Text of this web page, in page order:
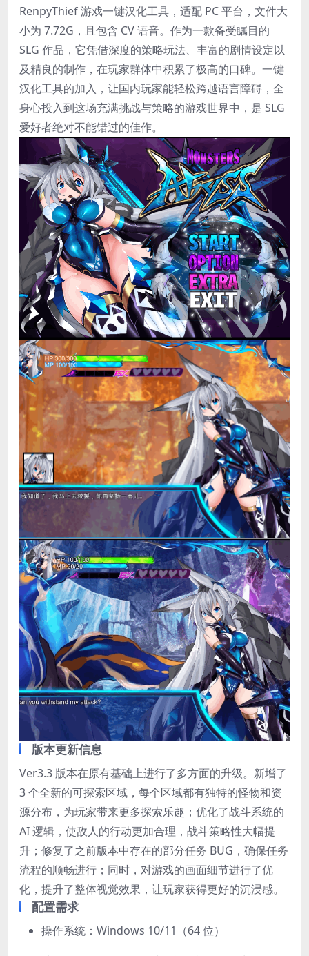
RenpyThief 游戏一键汉化工具，适配 PC 平台，文件大
小为 7.72G，且包含 CV 语音。作为一款备受瞩目的
SLG 作品，它凭借深度的策略玩法、丰富的剧情设定以
及精良的制作，在玩家群体中积累了极高的口碑。一键
汉化工具的加入，让国内玩家能轻松跨越语言障碍，全
身心投入到这场充满挑战与策略的游戏世界中，是 SLG
爱好者绝对不能错过的佳作。
版本更新信息
Ver3.3 版本在原有基础上进行了多方面的升级。新增了
3 个全新的可探索区域，每个区域都有独特的怪物和资
源分布，为玩家带来更多探索乐趣；优化了战斗系统的
AI 逻辑，使敌人的行动更加合理，战斗策略性大幅提
升；修复了之前版本中存在的部分任务 BUG，确保任务
流程的顺畅进行；同时，对游戏的画面细节进行了优
化，提升了整体视觉效果，让玩家获得更好的沉浸感。
配置需求
操作系统：Windows 10/11（64 位）